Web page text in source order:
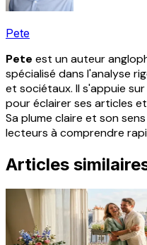
Pete
Pete est un auteur
spécialisé dans l'analyse
et sociétaux. Il s'appuie
pour éclairer ses articles
Sa plume claire et son
lecteurs à comprendre
Articles